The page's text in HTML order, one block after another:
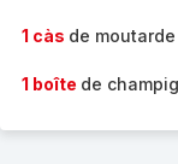
1 càs de
1 boîte de